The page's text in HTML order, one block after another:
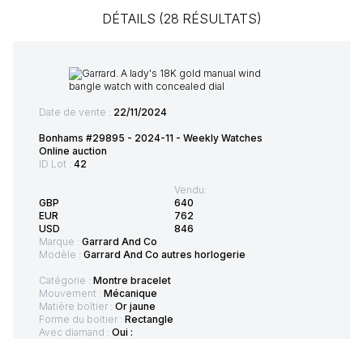
DÉTAILS (28 RÉSULTATS)
Date de vente : 22/11/2024
Bonhams #29895 - 2024-11 - Weekly Watches
Online auction
ID Lot : 42
GBP
EUR
USD
Vendu:
640
762
846
Marque : Garrard And Co
Modèle : Garrard And Co autres horlogerie
Catégorie : Montre bracelet
Mouvement : Mécanique
Matière boîtier : Or jaune
Forme du boitier : Rectangle
Avec diamand : Oui :